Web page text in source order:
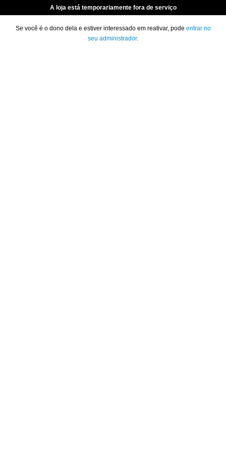
A loja está temporariamente fora de serviço
Se você é o dono dela e estiver interessado em reativar, pode entrar no
seu administrador.